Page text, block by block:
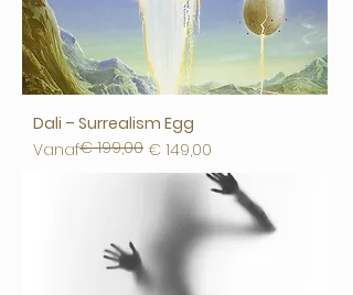
Dali – Surrealism Egg
Vanaf
Normale prijs
€ 199,00 € 149,00
Verkoopprijs